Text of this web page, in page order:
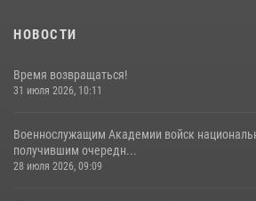
НОВОСТИ
Время возвращаться!
31 июля 2026, 10:11
Военнослужащим Академии войск
получившим очередн...
28 июля 2026, 09:09